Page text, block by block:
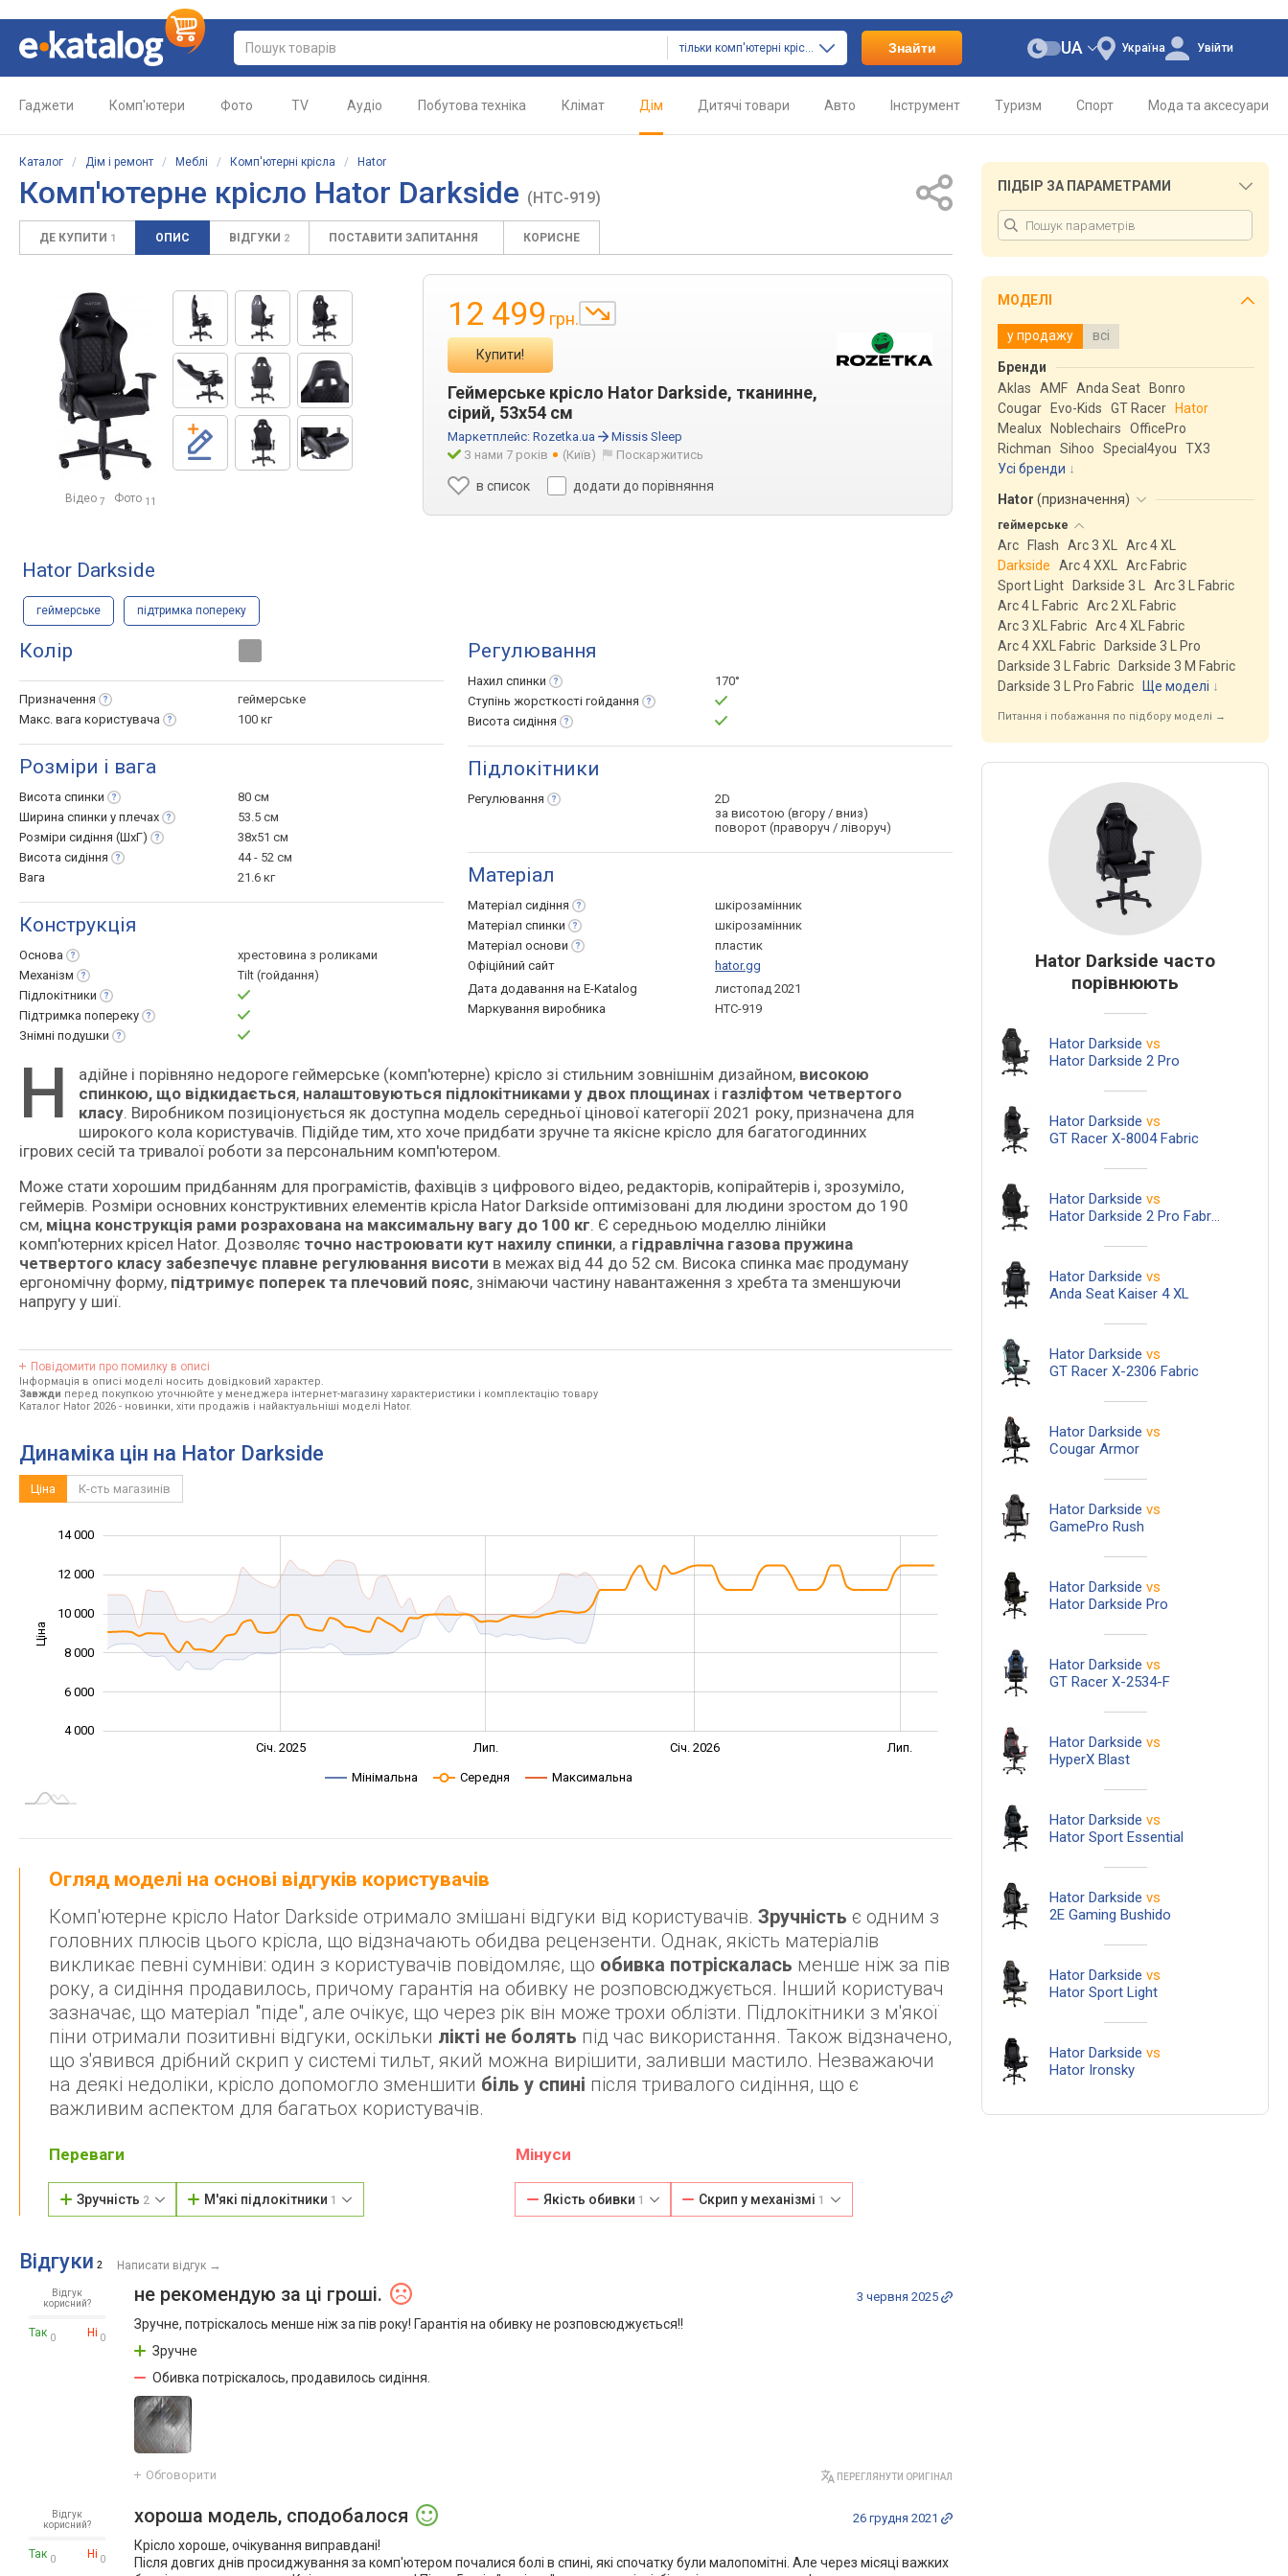
тільки комп'ютерні крісла Знайти Україна
UA Увійти
Гаджети Комп'ютери Фото TV Аудіо Побутова техніка Клімат Дім Дитячі товари Авто Інструмент Туризм Спорт Мода та аксесуари
Каталог / Дім і ремонт / Меблі / Комп'ютерні крісла / Hator
Комп'ютерне крісло Hator Darkside (HTC-919)
ДЕ КУПИТИ 1 ОПИС ВІДГУКИ 2 ПОСТАВИТИ ЗАПИТАННЯ КОРИСНЕ
Відео 7 Фото 11
12 499 грн.
Купити!
Геймерське крісло Hator Darkside, тканинне,
сірий, 53x54 см
Маркетплейс: Rozetka.ua
Missis Sleep
З нами 7 років
(Київ) Поскаржитись
в список додати до порівняння
Hator Darkside
геймерське підтримка попереку
Колір
Призначення
геймерське
Макс. вага користувача 100 кг
Розміри і вага
Висота спинки
80 см
Ширина спинки у плечах
53.5 см
Розміри сидіння (ШхГ)
38x51 см
Висота сидіння
44 - 52 см
Вага
21.6 кг
Конструкція
Основа
хрестовина з роликами
Механізм
Tilt (гойдання)
Підлокітники
Підтримка попереку
Знімні подушки
Регулювання
Нахил спинки
170°
Ступінь жорсткості гойдання
Висота сидіння
Підлокітники
Регулювання
2D
за висотою (вгору / вниз)
поворот (праворуч / ліворуч)
Матеріал
Матеріал сидіння
шкірозамінник
Матеріал спинки
шкірозамінник
Матеріал основи
пластик
Офіційний сайт
hator.gg
Дата додавання на E-Katalog
листопад 2021
Маркування виробника
HTC-919
Н адійне і порівняно недороге геймерське (комп'ютерне) крісло зі стильним зовнішнім дизайном, високою
спинкою, що відкидається, налаштовуються підлокітниками у двох площинах і газліфтом четвертого
класу. Виробником позиціонується як доступна модель середньої цінової категорії 2021 року, призначена для
широкого кола користувачів. Підійде тим, хто хоче придбати зручне та якісне крісло для багатогодинних
ігрових сесій та тривалої роботи за персональним комп'ютером.
Може стати хорошим придбанням для програмістів, фахівців з цифрового відео, редакторів, копірайтерів і, зрозуміло,
геймерів. Розміри основних конструктивних елементів крісла Hator Darkside оптимізовані для людини зростом до 190
см, міцна конструкція рами розрахована на максимальну вагу до 100 кг. Є середньою моделлю лінійки
комп'ютерних крісел Hator. Дозволяє точно настроювати кут нахилу спинки, а гідравлічна газова пружина
четвертого класу забезпечує плавне регулювання висоти в межах від 44 до 52 см. Висока спинка має продуману
ергономічну форму, підтримує поперек та плечовий пояс, знімаючи частину навантаження з хребта та зменшуючи
напругу у шиї.
Повідомити про помилку в описі
Інформація в описі моделі носить довідковий характер.
Завжди перед покупкою уточнюйте у менеджера інтернет-магазину характеристики і комплектацію товару
Каталог Hator 2026 - новинки, хіти продажів і найактуальніші моделі Hator.
Динаміка цін на Hator Darkside
Ціна К-сть магазинів
Ціна
4 000
6 000
8 000
10 000
12 000
14 000
Січ. 2025 Лип. Січ. 2026 Лип.
Мінімальна Середня Максимальна
Огляд моделі на основі відгуків користувачів
Комп'ютерне крісло Hator Darkside отримало змішані відгуки від користувачів. Зручність є одним з
головних плюсів цього крісла, що відзначають обидва рецензенти. Однак, якість матеріалів
викликає певні сумніви: один з користувачів повідомляє, що обивка потріскалась менше ніж за пів
року, а сидіння продавилось, причому гарантія на обивку не розповсюджується. Інший користувач
зазначає, що матеріал "піде", але очікує, що через рік він може трохи облізти. Підлокітники з м'якої
піни отримали позитивні відгуки, оскільки лікті не болять під час використання. Також відзначено,
що з'явився дрібний скрип у системі тильт, який можна вирішити, заливши мастило. Незважаючи
на деякі недоліки, крісло допомогло зменшити біль у спині після тривалого сидіння, що є
важливим аспектом для багатьох користувачів.
Переваги
Зручність 2 М'які підлокітники 1
Мінуси
Якість обивки 1 Скрип у механізмі 1
Відгуки 2 Написати відгук →
Відгук
корисний?
Так 0 Ні 0
не рекомендую за ці гроші. 3 червня 2025
Зручне, потріскалось менше ніж за пів року! Гарантія на обивку не розповсюджується!!
Зручне
Обивка потріскалось, продавилось сидіння.
Обговорити ПЕРЕГЛЯНУТИ ОРИГІНАЛ
Відгук
корисний?
Так 0 Ні 0
хороша модель, сподобалося 26 грудня 2021
Крісло хороше, очікування виправдані!
Після довгих днів просиджування за комп'ютером почалися болі в спині, які спочатку були малопомітні. Але через місяці важких
ПІДБІР ЗА ПАРАМЕТРАМИ
МОДЕЛІ
у продажу всі
Бренди
Aklas
AMF Anda Seat
Bonro
Cougar
Evo-Kids GT Racer
Hator
Mealux
Noblechairs
OfficePro
Richman
Sihoo Special4you
ТX3
Усі бренди
Hator (призначення)
геймерське
Arc Flash Arc 3 XL
Arc 4 XL
Darkside
Arc 4 XXL
Arc Fabric
Sport Light
Darkside 3 L
Arc 3 L Fabric
Arc 4 L Fabric Arc 2 XL Fabric
Arc 3 XL Fabric Arc 4 XL Fabric
Arc 4 XXL Fabric
Darkside 3 L Pro
Darkside 3 L Fabric
Darkside 3 M Fabric
Darkside 3 L Pro Fabric
Ще моделі ↓
Питання і побажання по підбору моделі →
Hator Darkside часто
порівнюють
Hator Darkside vs
Hator Darkside 2 Pro
Hator Darkside vs
GT Racer X-8004 Fabric
Hator Darkside vs
Hator Darkside 2 Pro Fabric
Hator Darkside vs
Anda Seat Kaiser 4 XL
Hator Darkside vs
GT Racer X-2306 Fabric
Hator Darkside vs
Cougar Armor
Hator Darkside vs
GamePro Rush
Hator Darkside vs
Hator Darkside Pro
Hator Darkside vs
GT Racer X-2534-F
Hator Darkside vs
HyperX Blast
Hator Darkside vs
Hator Sport Essential
Hator Darkside vs
2E Gaming Bushido
Hator Darkside vs
Hator Sport Light
Hator Darkside vs
Hator Ironsky